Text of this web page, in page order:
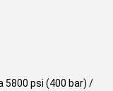
5800 psi (400 bar) /